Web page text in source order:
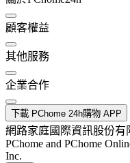
顧客權益
其他服務
企業合作
下載 PChome 24h購物 APP
網路家庭國際資訊股份
PChome and PChome
Inc.